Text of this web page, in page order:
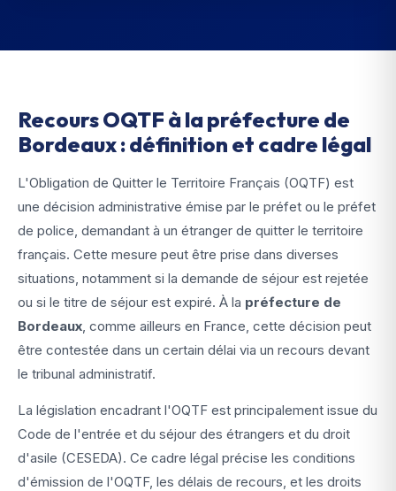
Recours OQTF à la préfecture de
Bordeaux : définition et cadre légal
L'Obligation de Quitter le Territoire Français (OQTF) est
une décision administrative émise par le préfet ou le préfet
de police, demandant à un étranger de quitter le territoire
français. Cette mesure peut être prise dans diverses
situations, notamment si la demande de séjour est rejetée
ou si le titre de séjour est expiré. À la préfecture de
Bordeaux, comme ailleurs en France, cette décision peut
être contestée dans un certain délai via un recours devant
le tribunal administratif.
La législation encadrant l'OQTF est principalement issue du
Code de l'entrée et du séjour des étrangers et du droit
d'asile (CESEDA). Ce cadre légal précise les conditions
d'émission de l'OQTF, les délais de recours, et les droits